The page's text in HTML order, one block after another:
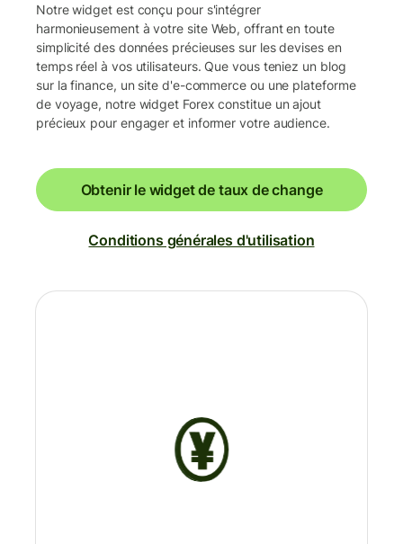
Notre widget est conçu pour s'intégrer
harmonieusement à votre site Web, offrant en toute
simplicité des données précieuses sur les devises en
temps réel à vos utilisateurs. Que vous teniez un blog
sur la finance, un site d'e-commerce ou une plateforme
de voyage, notre widget Forex constitue un ajout
précieux pour engager et informer votre audience.
Obtenir le widget de taux de change
Conditions générales d'utilisation